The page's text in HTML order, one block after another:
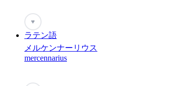
♥
ラテン語
メルケンナーリウス
mercennarius